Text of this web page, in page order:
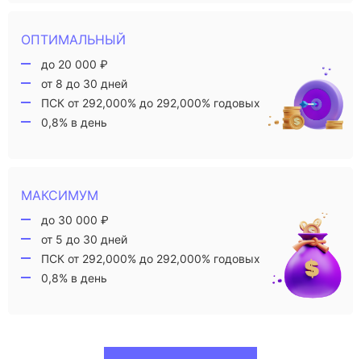
ОПТИМАЛЬНЫЙ
до 20 000 ₽
от 8 до 30 дней
ПСК от 292,000% до 292,000% годовых
0,8% в день
МАКСИМУМ
до 30 000 ₽
от 5 до 30 дней
ПСК от 292,000% до 292,000% годовых
0,8% в день